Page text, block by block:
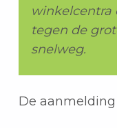
winkelcentra
tegen de
snelweg.
De aanmelding